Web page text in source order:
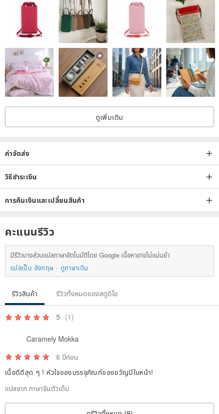
* Fabric hardness - A / soft ((((A / soft B / moderate C / quite)))))
The orange color is the color of our LOGO logo, and it also
represents the child's vibrant color, so it is also reflected in the
product button.
* Buckle it as a saliva towel. When it is opened, it can be used as a
towel/small handkerchief to prevent the baby's face from rubbing
against the adult's clothes.
ดูเพิ่มเติม
ค่าจัดส่ง
วิธีชำระเงิน
การคืนเงินและเปลี่ยนสินค้า
คะแนนรีวิว
มีรีวิวบางส่วนแปลภาษาอัตโนมัติโดย Google เนื้อหาอาจไม่แม่นยำ
แปลเป็น อังกฤษ
ดูภาษาเดิม
รีวิวสินค้า รีวิวทั้งหมดของสตูดิโอ
5 (1)
Caramely Mokka
6 ปีก่อน
เนื้อดีดีสุด ๆ ! หัวใจของบรรจุภัณฑ์ของขวัญมีใบหน้า!
แปลจาก ภาษาจีนตัวเต็ม